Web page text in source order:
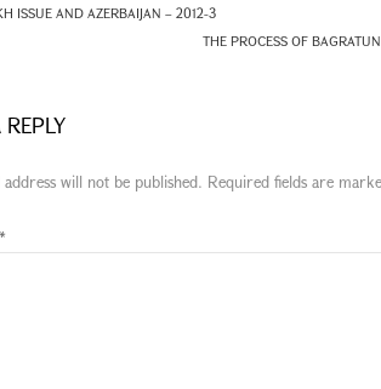
ISSUE AND AZERBAIJAN – 2012-3
THE PROCESS OF
REPLY
will not be published. Required fields are
*